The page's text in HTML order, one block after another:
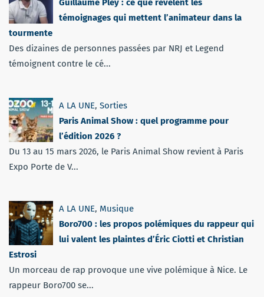
Guillaume Pley : ce que révèlent les
témoignages qui mettent l’animateur dans la
tourmente
Des dizaines de personnes passées par NRJ et Legend
témoignent contre le cé...
A LA UNE, Sorties
Paris Animal Show : quel programme pour
l’édition 2026 ?
Du 13 au 15 mars 2026, le Paris Animal Show revient à Paris
Expo Porte de V...
A LA UNE, Musique
Boro700 : les propos polémiques du rappeur qui
lui valent les plaintes d’Éric Ciotti et Christian
Estrosi
Un morceau de rap provoque une vive polémique à Nice. Le
rappeur Boro700 se...